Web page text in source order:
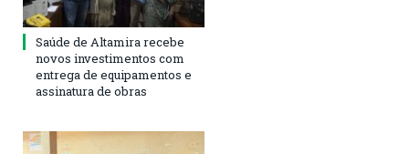
Saúde de Altamira recebe
novos investimentos com
entrega de equipamentos e
assinatura de obras